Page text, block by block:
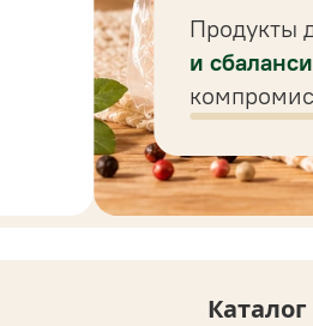
Продукты
и
Каталог